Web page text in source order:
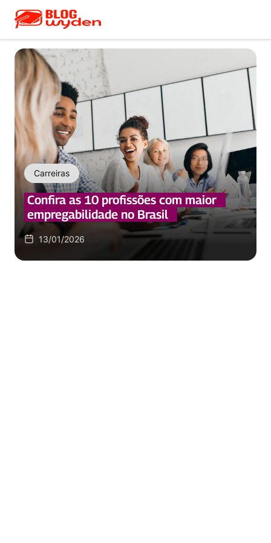
Carreiras
Confira as 10 profissões com maior
empregabilidade no Brasil
13/01/2026